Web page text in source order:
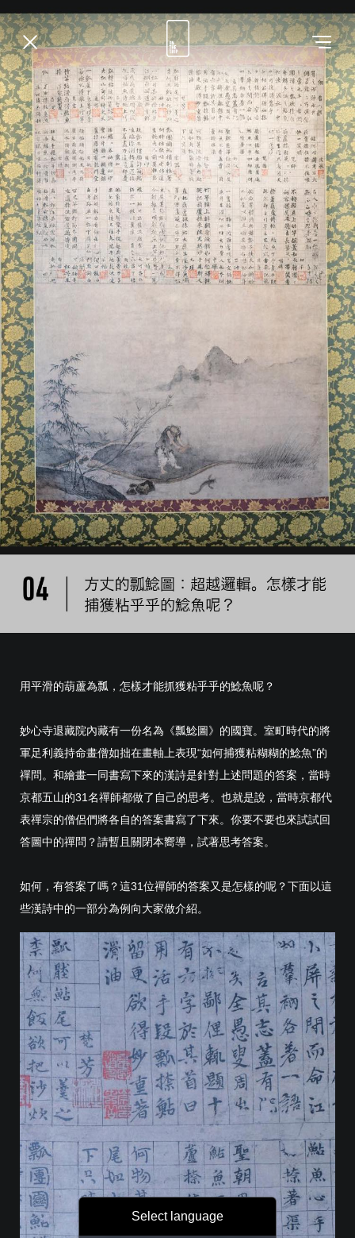
用平滑的葫蘆為瓢，怎樣才能抓獲粘乎乎的鯰魚呢？
妙心寺退藏院內藏有一份名為《瓢鯰圖》的國寶。室町時代的將
軍足利義持命畫僧如拙在畫軸上表現“如何捕獲粘糊糊的鯰魚”的
禪問。和繪畫一同書寫下來的漢詩是針對上述問題的答案，當時
京都五山的31名禪師都做了自己的思考。也就是說，當時京都代
表禪宗的僧侶們將各自的答案書寫了下來。你要不要也來試試回
答圖中的禪問？請暫且關閉本嚮導，試著思考答案。
如何，有答案了嗎？這31位禪師的答案又是怎樣的呢？下面以這
些漢詩中的一部分為例向大家做介紹。
Select language